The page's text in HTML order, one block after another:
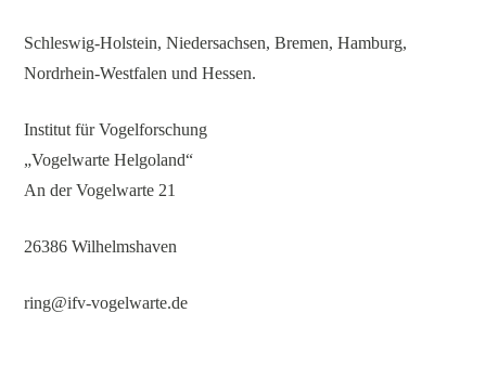
Schleswig-Holstein, Niedersachsen, Bremen, Hamburg,
Nordrhein-Westfalen und Hessen.
Institut für Vogelforschung
„Vogelwarte Helgoland“
An der Vogelwarte 21
26386 Wilhelmshaven
ring@ifv-vogelwarte.de